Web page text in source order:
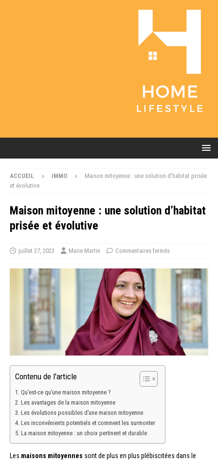
ACCUEIL IMMO
Maison mitoyenne : une solution d’habitat prisée
et évolutive
Maison mitoyenne : une solution d’habitat
prisée et évolutive
juillet 27, 2023 Marie Martin Commentaires fermés
Contenu de l'article
Qu’est-ce qu’une maison mitoyenne ?
Les avantages de la maison mitoyenne
Les évolutions possibles d’une maison mitoyenne
Les inconvénients potentiels et comment les surmonter
La maison mitoyenne : un choix pertinent et durable
Les maisons mitoyennes sont de plus en plus plébiscitées dans le